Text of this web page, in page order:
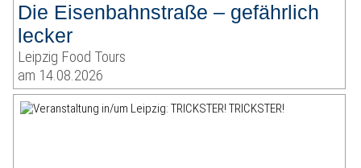
Die Eisenbahnstraße – gefährlich
lecker
Leipzig Food Tours
am 14.08.2026